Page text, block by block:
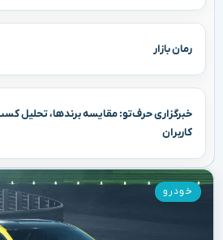
رمان بازار
خبرگزاری حرف‌تو: مقایسه برندها، تحلیل
کاربران
خودرو